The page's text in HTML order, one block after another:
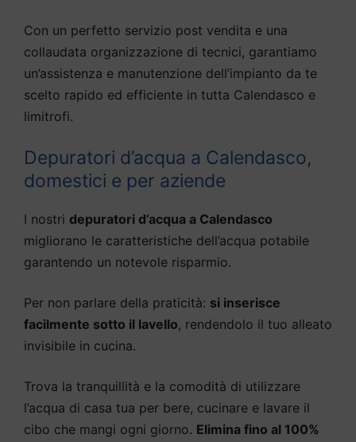
Con un perfetto servizio post vendita e una
collaudata organizzazione di tecnici, garantiamo
un’assistenza e manutenzione dell’impianto da te
scelto rapido ed efficiente in tutta Calendasco e
limitrofi.
Depuratori d’acqua a Calendasco,
domestici e per aziende
I nostri depuratori d’acqua a Calendasco
migliorano le caratteristiche dell’acqua potabile
garantendo un notevole risparmio.
Per non parlare della praticità: si inserisce
facilmente sotto il lavello, rendendolo il tuo alleato
invisibile in cucina.
Trova la tranquillità e la comodità di utilizzare
l’acqua di casa tua per bere, cucinare e lavare il
cibo che mangi ogni giorno. Elimina fino al 100%